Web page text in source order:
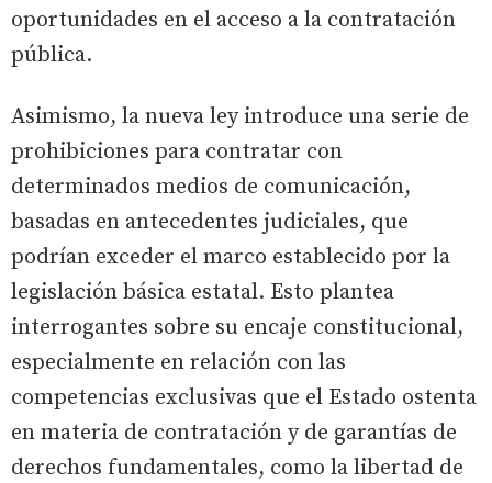
oportunidades en el acceso a la contratación
pública.
Asimismo, la nueva ley introduce una serie de
prohibiciones para contratar con
determinados medios de comunicación,
basadas en antecedentes judiciales, que
podrían exceder el marco establecido por la
legislación básica estatal. Esto plantea
interrogantes sobre su encaje constitucional,
especialmente en relación con las
competencias exclusivas que el Estado ostenta
en materia de contratación y de garantías de
derechos fundamentales, como la libertad de